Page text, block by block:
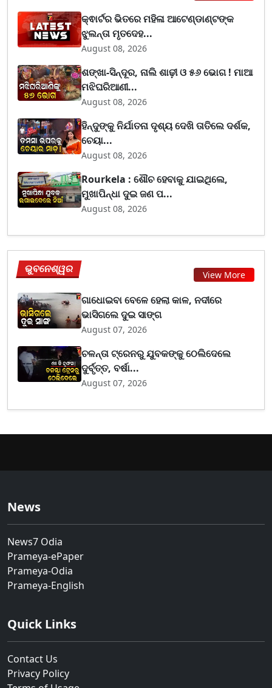
କ୍ଵାର୍ଟର ଭିତରେ ମହିଳା ଆଟେଣ୍ଡାଣ୍ଟଙ୍କ
ଝୁଲନ୍ତା ମୃତଦେହ...
August 08, 2026
ଶଙ୍ଖା-ସିନ୍ଦୂର, ନାଲି ଶାଢ଼ୀ ଓ ୫୬ ଭୋଗ ! ମାଆ
ମଝିଘରିଆଣୀ...
August 08, 2026
ହିନ୍ଦୁଙ୍କୁ ନିର୍ଯାତନା ଦୃଶ୍ୟ ଦେଖି ତାତିଲେ ଦର୍ଶକ,
ଚେୟା...
August 08, 2026
Rourkela : ଶୌଚ ହେବାକୁ ଯାଇଥିଲେ,
ମୁଖାପିନ୍ଧା ଦୁଇ ଜଣ ପ...
August 08, 2026
ଭୁବନେଶ୍ୱର View More
ଗାଧୋଇବା ବେଳେ ହେଲା କାଳ, ନଦୀରେ
ଭାସିଗଲେ ଦୁଇ ସାଙ୍ଗ
August 07, 2026
ଚଳନ୍ତା ଟ୍ରେନରୁ ଯୁବକଙ୍କୁ ଠେଲିଦେଲେ
ଦୁର୍ବୃତ୍ତ, ବର୍ଷା...
August 07, 2026
News
News7 Odia
Prameya-ePaper
Prameya-Odia
Prameya-English
Quick Links
Contact Us
Privacy Policy